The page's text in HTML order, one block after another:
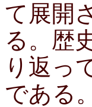
て展開
る。歴
り返っ
である